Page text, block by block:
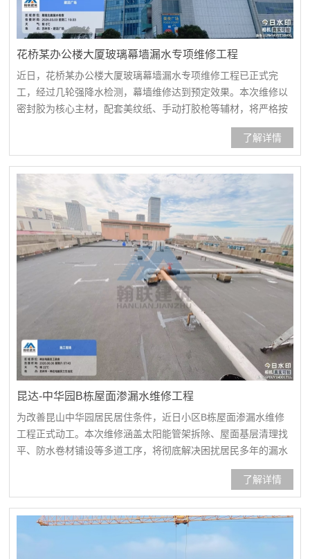
花桥某办公楼大厦玻璃幕墙漏水专项维修工程
近日，花桥某办公楼大厦玻璃幕墙漏水专项维修工程已正式完
工，经过几轮强降水检测，幕墙维修达到预定效果。本次维修以
密封胶为核心主材，配套美纹纸、手动打胶枪等辅材，将严格按
旧胶清除、基面清洁、打胶修整等规范工序推进，全力解决幕墙
渗漏水问题，保障楼宇使用安全。大厦玻璃幕墙外立面人员入场
安全技术交底幕墙外立面问题点排查幕墙外立面问题点排查屋顶
四周槽钢螺栓孔洞屋顶四周槽钢螺栓孔洞屋顶四周装饰铝单板骨
架方管屋顶...
了解详情
昆达-中华园B栋屋面渗漏水维修工程
为改善昆山中华园居民居住条件，近日小区B栋屋面渗漏水维修
工程正式动工。本次维修涵盖太阳能管架拆除、屋面基层清理找
平、防水卷材铺设等多道工序，将彻底解决困扰居民多年的漏水
顽疾，推动老旧小区居住品质提档升级。人员进场、安全技术交
底太阳能管架拆除太阳能管架拆除基层清理节点加强处理管根等
节点加强处理非固化+SBS页岩面防水卷材施工非固化+SBS页岩
面防水卷材施工非固化+SBS页岩面防水卷材施工非固化+SB...
了解详情